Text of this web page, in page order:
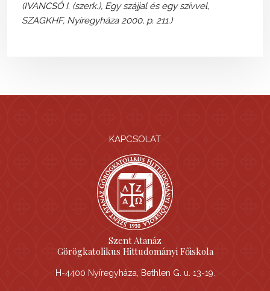
(IVANCSÓ I. (szerk.), Egy szájjal és egy szívvel,
SZAGKHF, Nyíregyháza 2000, p. 211.)
KAPCSOLAT
Szent Atanáz
Görögkatolikus Hittudományi Főiskola
H-4400 Nyíregyháza, Bethlen G. u. 13-19.